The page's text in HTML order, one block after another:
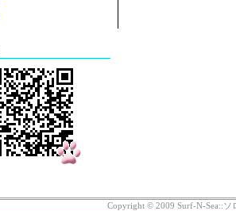
Copyright © 2009 Surf-N-Sea::